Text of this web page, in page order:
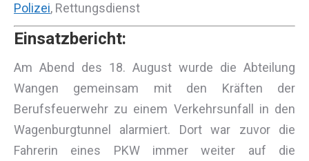
Polizei, Rettungsdienst
Einsatzbericht:
Am Abend des 18. August wurde die Abteilung
Wangen gemeinsam mit den Kräften der
Berufsfeuerwehr zu einem Verkehrsunfall in den
Wagenburgtunnel alarmiert. Dort war zuvor die
Fahrerin eines PKW immer weiter auf die